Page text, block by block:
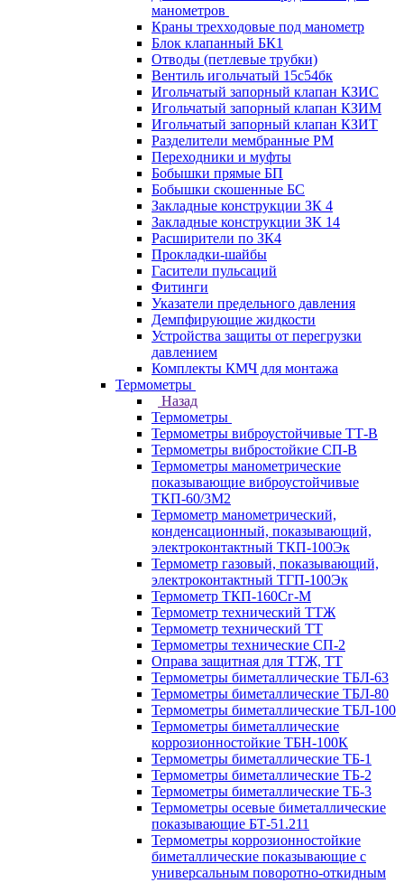
манометров
Краны трехходовые под манометр
Блок клапанный БК1
Отводы (петлевые трубки)
Вентиль игольчатый 15с54бк
Игольчатый запорный клапан КЗИС
Игольчатый запорный клапан КЗИМ
Игольчатый запорный клапан КЗИТ
Разделители мембранные РМ
Переходники и муфты
Бобышки прямые БП
Бобышки скошенные БС
Закладные конструкции ЗК 4
Закладные конструкции ЗК 14
Расширители по ЗК4
Прокладки-шайбы
Гасители пульсаций
Фитинги
Указатели предельного давления
Демпфирующие жидкости
Устройства защиты от перегрузки
давлением
Комплекты КМЧ для монтажа
Термометры
Назад
Термометры
Термометры виброустойчивые ТТ-В
Термометры вибростойкие СП-В
Термометры манометрические
показывающие виброустойчивые
ТКП-60/3М2
Термометр манометрический,
конденсационный, показывающий,
электроконтактный ТКП-100Эк
Термометр газовый, показывающий,
электроконтактный ТГП-100Эк
Термометр ТКП-160Сг-М
Термометр технический ТТЖ
Термометр технический ТТ
Термометры технические СП-2
Оправа защитная для ТТЖ, ТТ
Термометры биметаллические ТБЛ-63
Термометры биметаллические ТБЛ-80
Термометры биметаллические ТБЛ-100
Термометры биметаллические
коррозионностойкие ТБН-100К
Термометры биметаллические ТБ-1
Термометры биметаллические ТБ-2
Термометры биметаллические ТБ-3
Термометры осевые биметаллические
показывающие БТ-51.211
Термометры коррозионностойкие
биметаллические показывающие с
универсальным поворотно-откидным